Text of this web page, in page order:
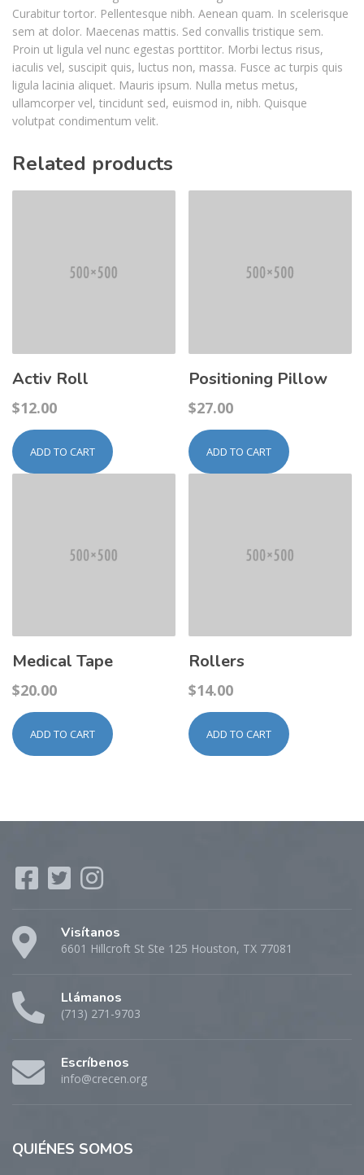
Curabitur tortor. Pellentesque nibh. Aenean quam. In scelerisque
sem at dolor. Maecenas mattis. Sed convallis tristique sem.
Proin ut ligula vel nunc egestas porttitor. Morbi lectus risus,
iaculis vel, suscipit quis, luctus non, massa. Fusce ac turpis quis
ligula lacinia aliquet. Mauris ipsum. Nulla metus metus,
ullamcorper vel, tincidunt sed, euismod in, nibh. Quisque
volutpat condimentum velit.
Related products
Activ Roll
$12.00
ADD TO CART
Positioning Pillow
$27.00
ADD TO CART
Medical Tape
$20.00
ADD TO CART
Rollers
$14.00
ADD TO CART
Visítanos
6601 Hillcroft St Ste 125 Houston, TX 77081
Llámanos
(713) 271-9703
Escríbenos
info@crecen.org
QUIÉNES SOMOS